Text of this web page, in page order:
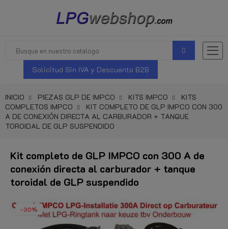
Solicitud Sin IVA y Descuento B2B
INICIO PIEZAS GLP DE IMPCO KITS IMPCO
KITS
COMPLETOS IMPCO
KIT COMPLETO DE GLP IMPCO CON 300
A DE CONEXIÓN DIRECTA AL CARBURADOR + TANQUE
TOROIDAL DE GLP SUSPENDIDO
Kit completo de GLP IMPCO con 300 A de
conexión directa al carburador + tanque
toroidal de GLP suspendido
-30%